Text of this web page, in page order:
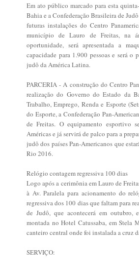
Em ato público marcado para esta
Bahia e a Confederação Brasileira de
futuras instalações do Centro
município de Lauro de Freitas, na
oportunidade, será apresentada a
capacidade para 1.900 pessoas e será o
judô da América Latina.
PARCERIA - A construção do Centro
realização do Governo do Estado da
Trabalho, Emprego, Renda e Esporte
do Esporte, a Confederação Pan-
de Freitas. O equipamento esportivo
Américas e já servirá de palco para a
judô dos países Pan-Americanos que
Rio 2016.
Relógio contagem regressiva 100 dias
Logo após a cerimônia em Lauro de
à Av. Paralela para acionamento do
regressiva dos 100 dias que faltam para
de Judô, que acontecerá em outubro,
montada no Hotel Catussaba, em Stela
canteiro central onde foi instalada a cruz
SERVIÇO: